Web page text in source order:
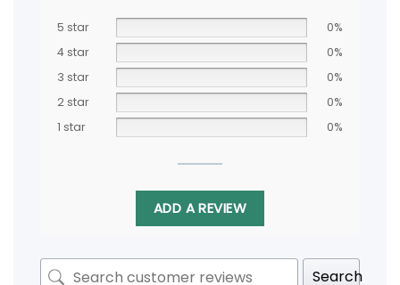
5 star
0%
4 star
0%
3 star
0%
2 star
0%
1 star
0%
ADD A REVIEW
Search